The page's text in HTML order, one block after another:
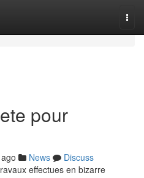
pour
News
Discuss
effectues en bizarre